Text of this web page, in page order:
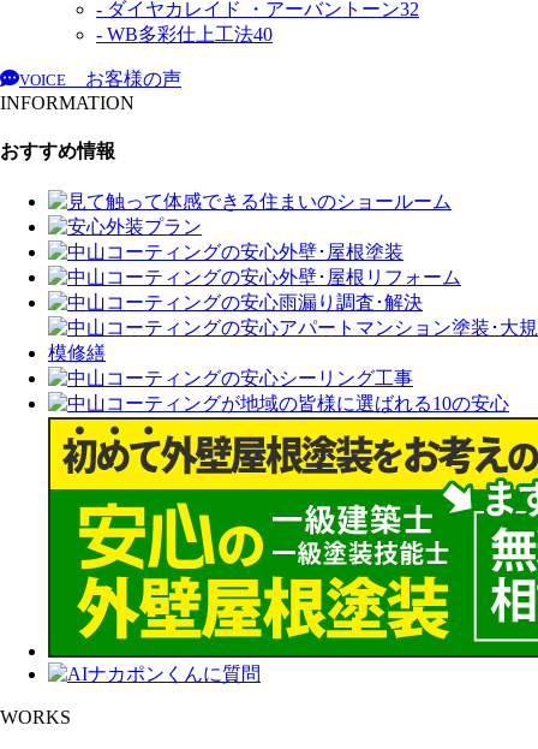
- ダイヤカレイド ・アーバントーン32
- WB多彩仕上工法40
VOICE
お客様の声
INFORMATION
おすすめ情報
WORKS